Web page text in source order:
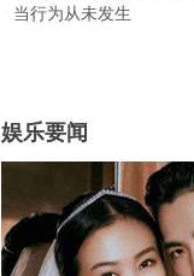
当行为从未发生
娱乐要闻